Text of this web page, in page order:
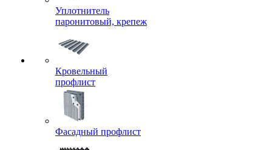
Уплотнитель
паронитовый, крепеж
Кровельный
профлист
Фасадный профлист